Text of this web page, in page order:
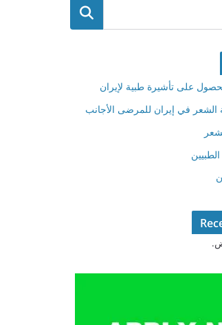
البحث
على تأشيرة طبية لإيران
الشعر في إيران للمرضى الأجانب